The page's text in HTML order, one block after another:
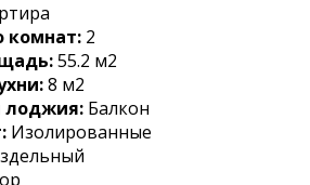
комнат: 2
55.2 м2
8 м2
лоджия: Балкон
Изолированные